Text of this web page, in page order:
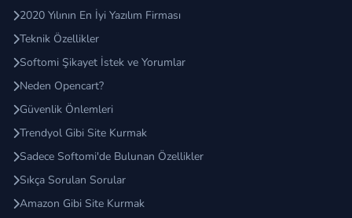
2020 Yılının En İyi Yazılım Firması
Teknik Özellikler
Softomi Şikayet İstek ve Yorumlar
Neden Opencart?
Güvenlik Önlemleri
Trendyol Gibi Site Kurmak
Sadece Softomi'de Bulunan Özellikler
Sıkça Sorulan Sorular
Amazon Gibi Site Kurmak